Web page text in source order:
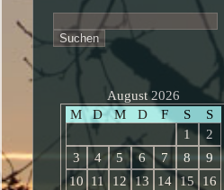
nach:
August 2026
M
D M D F S
S
1
2
3
4 5 6 7 8
9
10
11 12 13 14 15
16